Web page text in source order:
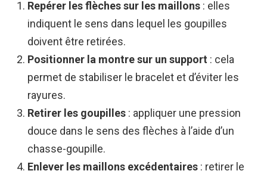
Repérer les flèches sur les maillons : elles
indiquent le sens dans lequel les goupilles
doivent être retirées.
Positionner la montre sur un support : cela
permet de stabiliser le bracelet et d’éviter les
rayures.
Retirer les goupilles : appliquer une pression
douce dans le sens des flèches à l’aide d’un
chasse-goupille.
Enlever les maillons excédentaires : retirer le